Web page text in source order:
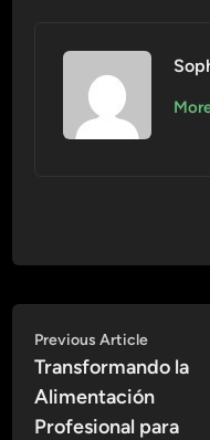
Navegación
de
entradas
Previous ArticlePrevious
article:
Transformando la
Alimentación
Profesional para